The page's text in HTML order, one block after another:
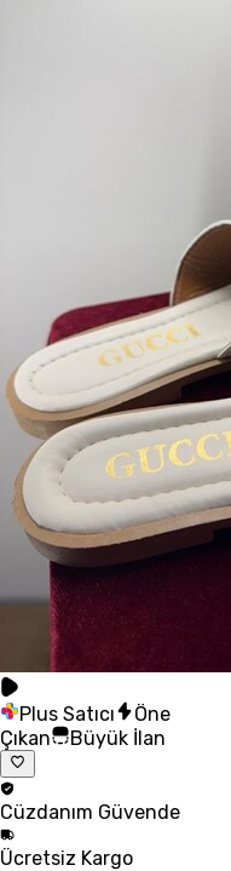
Plus Satıcı
Öne
Çıkan
Büyük İlan
Cüzdanım Güvende
Ücretsiz Kargo